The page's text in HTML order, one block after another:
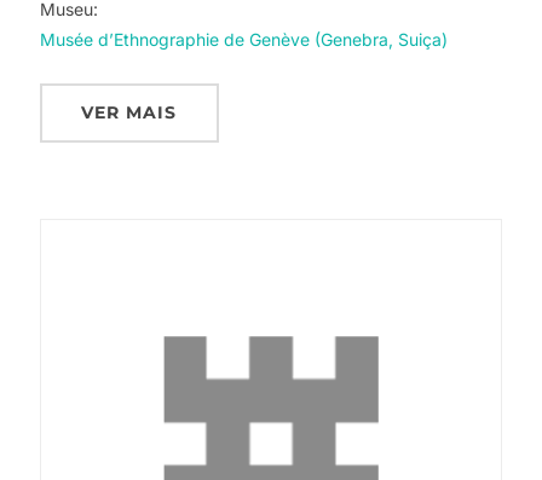
Museu:
Musée d’Ethnographie de Genève (Genebra, Suiça)
VER MAIS